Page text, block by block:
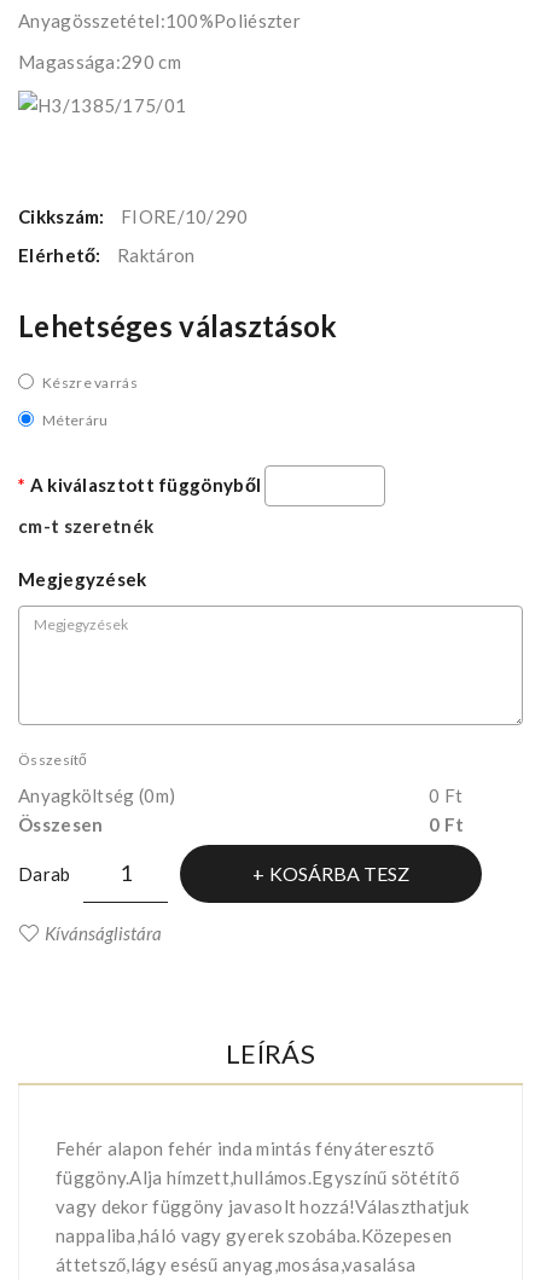
Anyagösszetétel:100%Poliészter
Magassága:290 cm
Cikkszám:
FIORE/10/290
Elérhető:
Raktáron
Lehetséges választások
Készre varrás
Méteráru
A kiválasztott függönyből
cm-t szeretnék
Megjegyzések
Összesítő
Anyagköltség (0m)
0 Ft
Összesen
0 Ft
Darab KOSÁRBA TESZ
Kívánságlistára
LEÍRÁS
Fehér alapon fehér inda mintás fényáteresztő
függöny.Alja hímzett,hullámos.Egyszínű sötétítő
vagy dekor függöny javasolt hozzá!Választhatjuk
nappaliba,háló vagy gyerek szobába.Közepesen
áttetsző,lágy esésű anyag,mosása,vasalása